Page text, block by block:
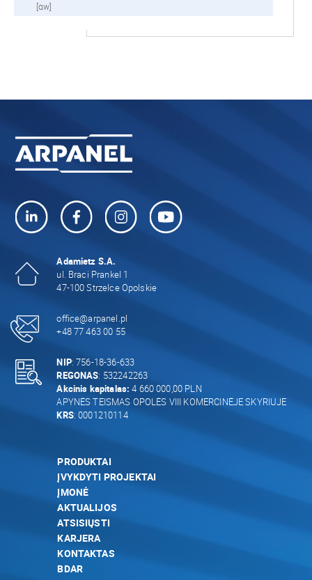
[αw]
Adamietz S.A.
ul. Braci Prankel 1
47-100 Strzelce Opolskie
office@arpanel.pl
+48 77 463 00 55
NIP: 756-18-36-633
REGONAS: 532242263
Akcinis kapitalas: 4 660 000,00 PLN
APYNĖS TEISMAS OPOLĖS VIII KOMERCINĖJE SKYRIUJE
KRS: 0001210114
PRODUKTAI
ĮVYKDYTI PROJEKTAI
ĮMONĖ
AKTUALIJOS
ATSISIŲSTI
KARJERA
KONTAKTAS
BDAR